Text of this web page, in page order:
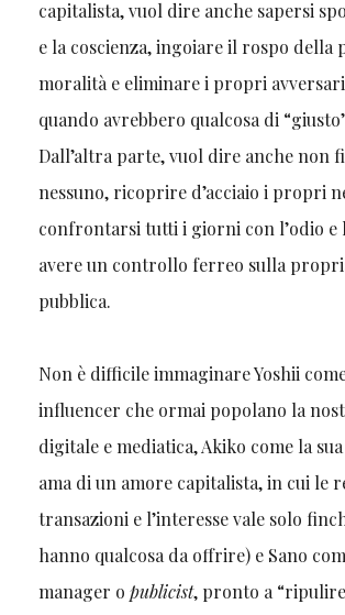
capitalista, vuol dire anche sapersi
e la coscienza, ingoiare il rospo della
moralità e eliminare i propri
quando avrebbero qualcosa di
Dall’altra parte, vuol dire anche non
nessuno, ricoprire d’acciaio i propri
confrontarsi tutti i giorni con l’odio e
avere un controllo ferreo sulla
pubblica.
Non è difficile immaginare Yoshii
influencer che ormai popolano la
digitale e mediatica, Akiko come la
ama di un amore capitalista, in cui le
transazioni e l’interesse vale solo
hanno qualcosa da offrire) e Sano
manager o publicist, pronto a